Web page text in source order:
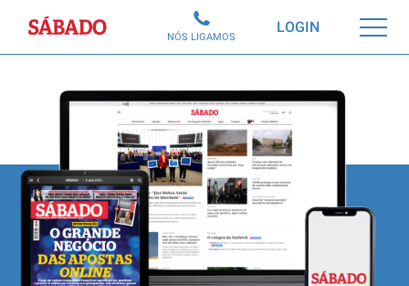
Sábado LOGIN
NÓS LIGAMOS